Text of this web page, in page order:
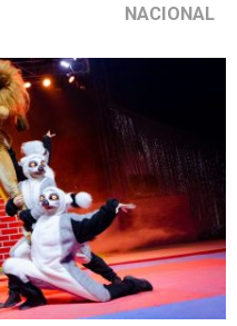
NACIONAL